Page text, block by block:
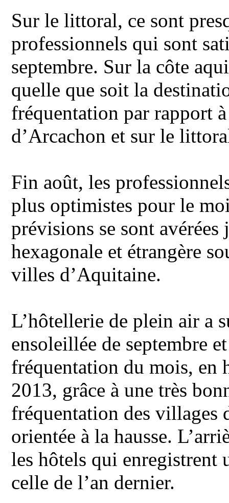
Sur le littoral, ce sont
professionnels qui sont
septembre. Sur la côte
quelle que soit la
fréquentation par rapport
d’Arcachon et sur le
Fin août, les
plus optimistes pour le
prévisions se sont
hexagonale et étrangère
villes d’Aquitaine.
L’hôtellerie de plein air a
ensoleillée de septembre
fréquentation du mois, en
2013, grâce à une très
fréquentation des villages
orientée à la hausse.
les hôtels qui enregistrent
celle de l’an dernier.